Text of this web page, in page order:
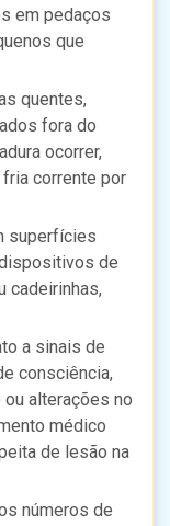
em pedaços
que
quentes,
fora do
ocorrer,
corrente por
superfícies
de
cadeirinhas,
a sinais de
consciência,
alterações no
médico
de lesão na
números de